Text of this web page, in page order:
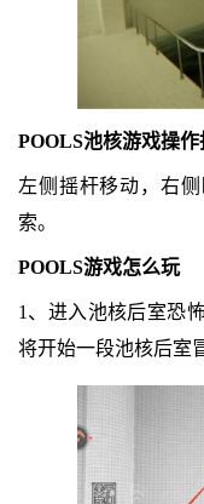
POOLS池核游戏操作
左侧摇杆移动，右
索。
POOLS游戏怎么玩
1、进入池核后室恐
将开始一段池核后室